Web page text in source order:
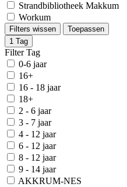
Strandbibliotheek Makkum
Workum
Filters wissen
Toepassen
1 Tag
Filter Tag
0-6 jaar
16+
16 - 18 jaar
18+
2 - 6 jaar
3 - 7 jaar
4 - 12 jaar
6 - 12 jaar
8 - 12 jaar
9 - 14 jaar
AKKRUM-NES